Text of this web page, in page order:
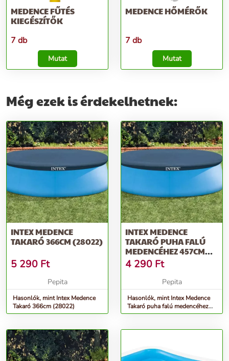
MEDENCE FŰTÉS
KIEGÉSZÍTŐK
7 db
Mutat
MEDENCE HŐMÉRŐK
7 db
Mutat
Még ezek is érdekelhetnek:
INTEX MEDENCE
TAKARÓ 366CM (28022)
5 290 Ft
Pepita
Hasonlók, mint Intex Medence
Takaró 366cm (28022)
INTEX MEDENCE
TAKARÓ PUHA FALÚ
MEDENCÉHEZ 457CM
(28023)
4 290 Ft
Pepita
Hasonlók, mint Intex Medence
Takaró puha falú medencéhez
457cm (28023)